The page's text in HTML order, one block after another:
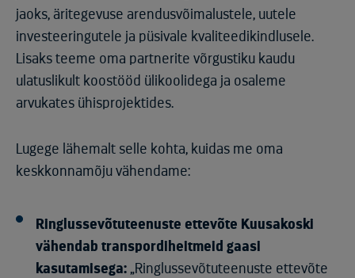
jaoks, äritegevuse arendusvõimalustele, uutele
investeeringutele ja püsivale kvaliteedikindlusele.
Lisaks teeme oma partnerite võrgustiku kaudu
ulatuslikult koostööd ülikoolidega ja osaleme
arvukates ühisprojektides.
Lugege lähemalt selle kohta, kuidas me oma
keskkonnamõju vähendame:
Ringlussevõtuteenuste ettevõte Kuusakoski
vähendab transpordiheitmeid gaasi
kasutamisega: „Ringlussevõtuteenuste ettevõte